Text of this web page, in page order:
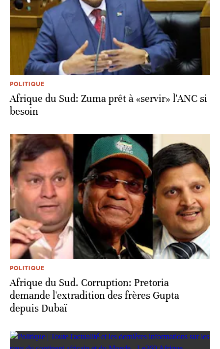
POLITIQUE
Afrique du Sud: Zuma prêt à «servir» l'ANC si
besoin
POLITIQUE
Afrique du Sud. Corruption: Pretoria
demande l'extradition des frères Gupta
depuis Dubaï